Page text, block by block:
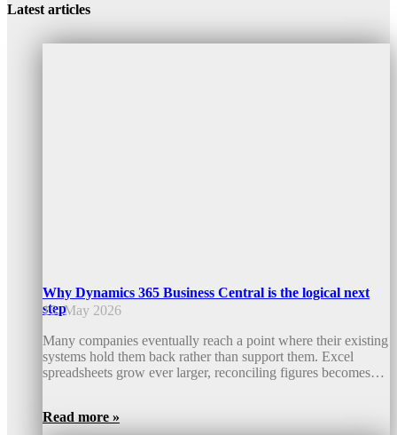
Latest articles
Why Dynamics 365 Business Central is the logical next
step
15. May 2026
Many companies eventually reach a point where their existing
systems hold them back rather than support them. Excel
spreadsheets grow ever larger, reconciling figures becomes…
Read more »